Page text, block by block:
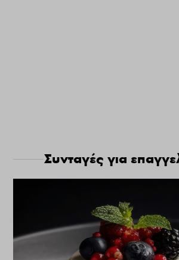
Συνταγές για